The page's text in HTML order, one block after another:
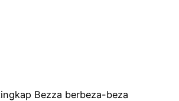
Bezza berbeza-beza